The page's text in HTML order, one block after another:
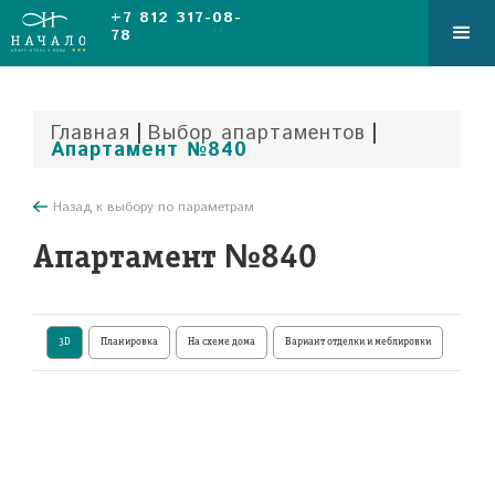
+7 812 317-08-
78
Главная | Выбор апартаментов |
Апартамент №840
Назад к выбору по параметрам
Апартамент №840
3D Планировка На схеме дома Вариант отделки и меблировки